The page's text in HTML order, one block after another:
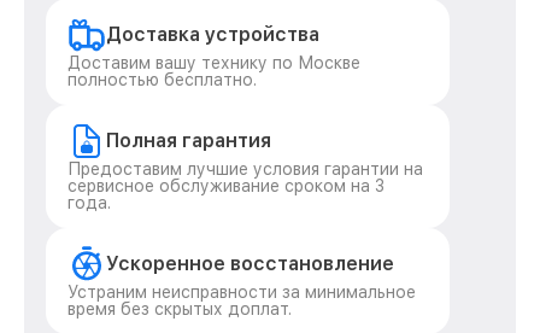
Доставка устройства
Доставим вашу технику по Москве
полностью бесплатно.
Полная гарантия
Предоставим лучшие условия гарантии на
сервисное обслуживание сроком на 3
года.
Ускоренное восстановление
Устраним неисправности за минимальное
время без скрытых доплат.